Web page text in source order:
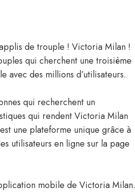
de trouple ! Victoria Milan !
qui cherchent une troisième
avec des millions d’utilisateurs.
qui recherchent un
qui rendent Victoria Milan
une plateforme unique grâce à
utilisateurs en ligne sur la page
mobile de Victoria Milan.